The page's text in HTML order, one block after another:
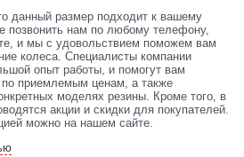
данный размер подходит к вашему
позвонить нам по любому телефону,
и мы с удовольствием поможем вам
колеса. Специалисты компании
опыт работы, и помогут вам
приемлемым ценам, а также
моделях резины. Кроме того, в
акции и скидки для покупателей.
можно на нашем сайте.